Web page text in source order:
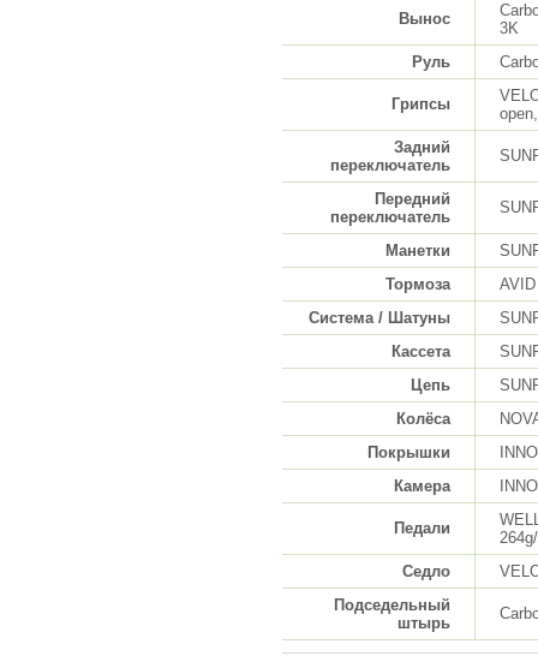
Вынос
3K
Руль
Грипсы
Задний
переключатель
Передний
переключатель
Манетки
Тормоза
Система / Шатуны
Кассета
Цепь
Колёса
Покрышки
Камера
Педали
Седло
Подседельный
штырь